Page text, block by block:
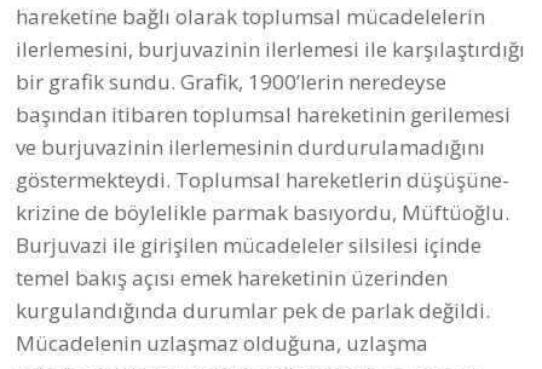
hareketine bağlı olarak toplumsal mücadelelerin
ilerlemesini, burjuvazinin ilerlemesi ile karşılaştırdığı
bir grafik sundu. Grafik, 1900’lerin neredeyse
başından itibaren toplumsal hareketinin gerilemesi
ve burjuvazinin ilerlemesinin durdurulamadığını
göstermekteydi. Toplumsal hareketlerin düşüşüne-
krizine de böylelikle parmak basıyordu, Müftüoğlu.
Burjuvazi ile girişilen mücadeleler silsilesi içinde
temel bakış açısı emek hareketinin üzerinden
kurgulandığında durumlar pek de parlak değildi.
Mücadelenin uzlaşmaz olduğuna, uzlaşma